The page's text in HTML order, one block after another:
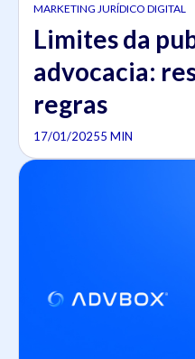
MARKETING JURÍDICO DIGITAL
Limites da
advocacia:
regras
17/01/20255 MIN